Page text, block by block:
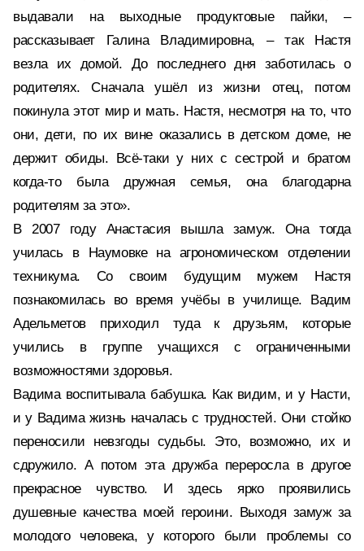
выдавали на выходные продуктовые пайки, –
рассказывает Галина Владимировна, – так Настя
везла их домой. До последнего дня заботилась о
родителях. Сначала ушёл из жизни отец, потом
покинула этот мир и мать. Настя, несмотря на то, что
они, дети, по их вине оказались в детском доме, не
держит обиды. Всё-таки у них с сестрой и братом
когда-то была дружная семья, она благодарна
родителям за это».
В 2007 году Анастасия вышла замуж. Она тогда
училась в Наумовке на агрономическом отделении
техникума. Со своим будущим мужем Настя
познакомилась во время учёбы в училище. Вадим
Адельметов приходил туда к друзьям, которые
учились в группе учащихся с ограниченными
возможностями здоровья.
Вадима воспитывала бабушка. Как видим, и у Насти,
и у Вадима жизнь началась с трудностей. Они стойко
переносили невзгоды судьбы. Это, возможно, их и
сдружило. А потом эта дружба переросла в другое
прекрасное чувство. И здесь ярко проявились
душевные качества моей героини. Выходя замуж за
молодого человека, у которого были проблемы со